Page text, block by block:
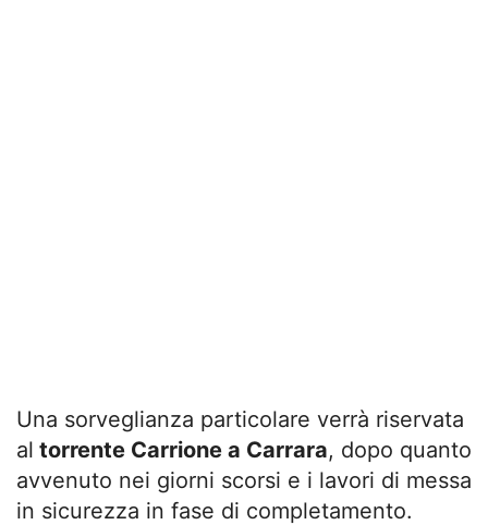
Una sorveglianza particolare verrà riservata
al torrente Carrione a Carrara, dopo quanto
avvenuto nei giorni scorsi e i lavori di messa
in sicurezza in fase di completamento.